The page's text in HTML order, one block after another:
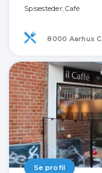
Spisesteder, Café
8000 Aarhus C
Se profil